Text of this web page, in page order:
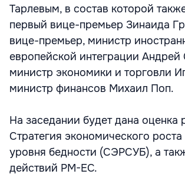
Тарлевым, в состав которой
первый вице-премьер Зинаида
вице-премьер, министр
европейской интеграции Андрей
министр экономики и торговли
министр финансов Михаил Поп.
На заседании будет дана оценка
Стратегия экономического
уровня бедности (СЭРСУБ), а
действий РМ-ЕС.